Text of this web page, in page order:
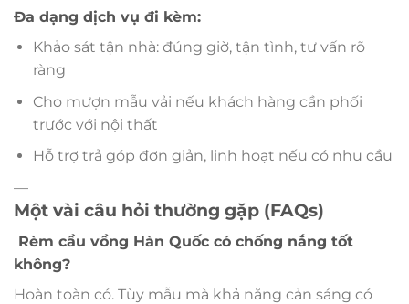
Đa dạng dịch vụ đi kèm:
Khảo sát tận nhà: đúng giờ, tận tình, tư vấn rõ
ràng
Cho mượn mẫu vải nếu khách hàng cần phối
trước với nội thất
Hỗ trợ trả góp đơn giản, linh hoạt nếu có nhu cầu
—
Một vài câu hỏi thường gặp (FAQs)
Rèm cầu vồng Hàn Quốc có chống nắng tốt
không?
Hoàn toàn có. Tùy mẫu mà khả năng cản sáng có